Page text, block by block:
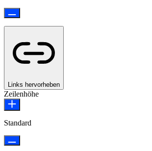
Links hervorheben
Zeilenhöhe
Standard